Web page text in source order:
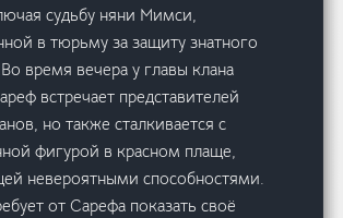
судьбу няни Мимси,
в тюрьму за защиту знатного
время вечера у главы клана
встречает представителей
но также сталкивается с
фигурой в красном плаще,
невероятными способностями.
от Сарефа показать своё